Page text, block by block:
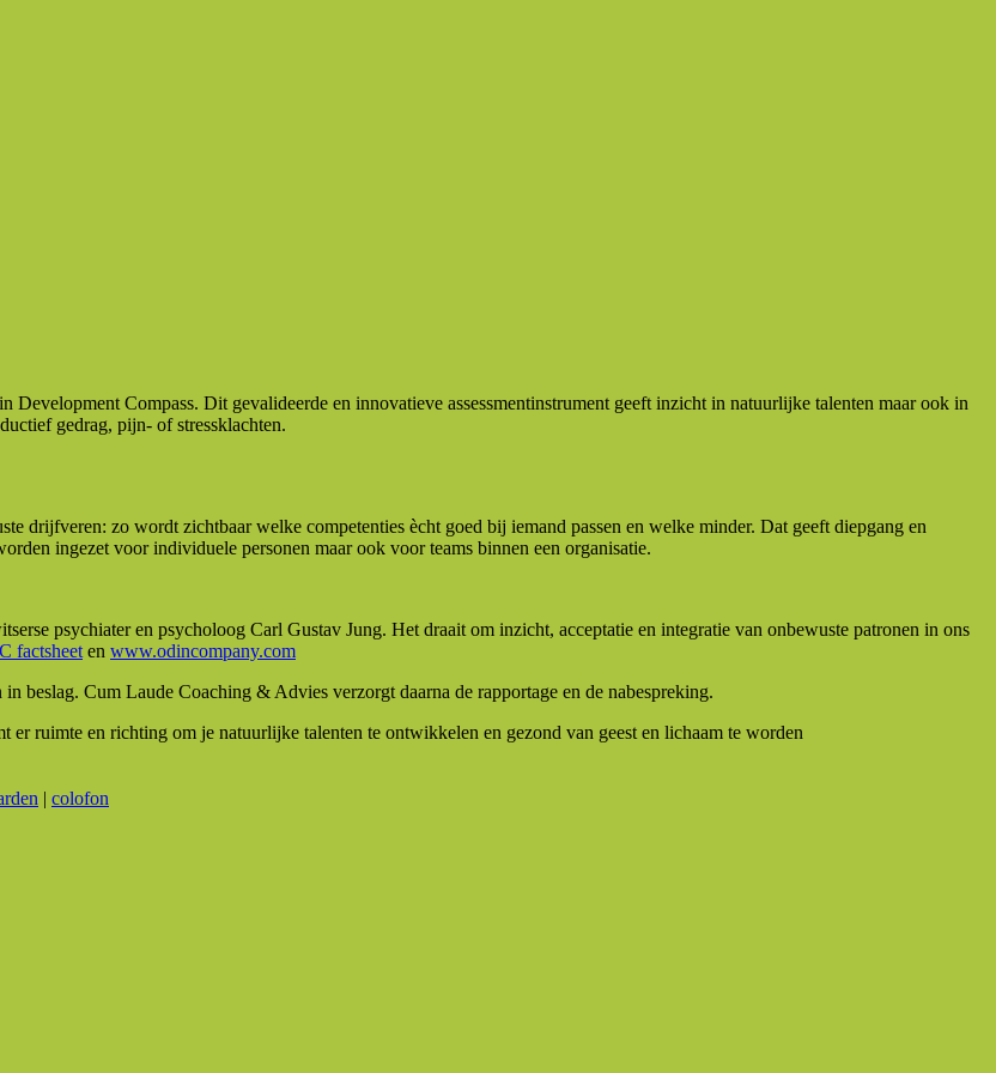
Compass. Dit gevalideerde en innovatieve assessmentinstrument geeft inzicht in natuurlijke talenten maar ook in
gedrag, pijn- of stressklachten.
drijfveren: zo wordt zichtbaar welke competenties ècht goed bij iemand passen en welke minder. Dat geeft diepgang en
ingezet voor individuele personen maar ook voor teams binnen een organisatie.
psychiater en psycholoog Carl Gustav Jung. Het draait om inzicht, acceptatie en integratie van onbewuste patronen in ons
factsheet en www.odincompany.com
beslag. Cum Laude Coaching & Advies verzorgt daarna de rapportage en de nabespreking.
ruimte en richting om je natuurlijke talenten te ontwikkelen en gezond van geest en lichaam te worden
| colofon